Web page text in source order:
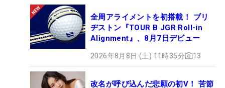
全周アライメントを初搭載！ ブリ
ヂストン『TOUR B JGR Roll-in
Alignment』、8月7日デビュー
2026年8月8日 (土) 11時35分 13
改名が呼び込んだ悲願の初V！ 苦節